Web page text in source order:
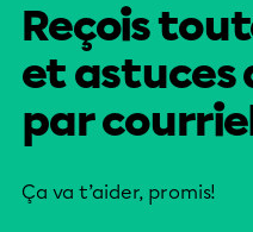
Reçois
et astuces
par
Ça va t’aider, promis!